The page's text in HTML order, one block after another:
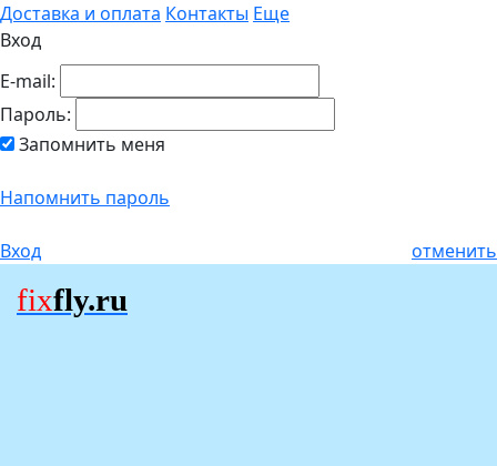
Доставка и оплата Контакты Еще
Вход
E-mail:
Пароль:
Запомнить меня
Напомнить пароль
Вход отменить
fixfly.ru